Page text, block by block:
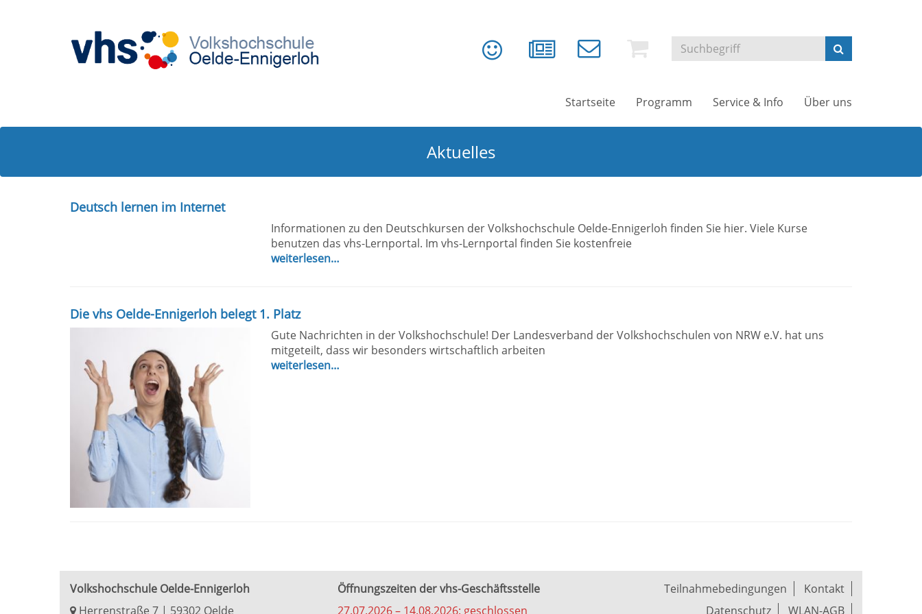
Startseite Programm Service & Info Über uns
Aktuelles
Deutsch lernen im Internet
Informationen zu den Deutschkursen der Volkshochschule Oelde-Ennigerloh finden Sie hier. Viele Kurse
benutzen das vhs-Lernportal. Im vhs-Lernportal finden Sie kostenfreie
weiterlesen…
Die vhs Oelde-Ennigerloh belegt 1. Platz
Gute Nachrichten in der Volkshochschule! Der Landesverband der Volkshochschulen von NRW e.V. hat uns
mitgeteilt, dass wir besonders wirtschaftlich arbeiten
weiterlesen…
Volkshochschule Oelde-Ennigerloh
Herrenstraße 7 | 59302 Oelde
Öffnungszeiten der vhs-Geschäftsstelle
27.07.2026 – 14.08.2026: geschlossen
Teilnahmebedingungen
Kontakt
Datenschutz
WLAN-AGB